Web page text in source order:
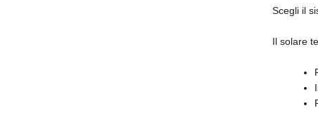
Scegli il
Il solare